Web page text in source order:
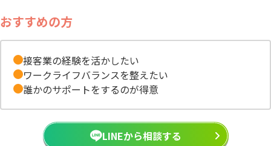
おすすめの方
接客業の経験を活かしたい
ワークライフバランスを整えたい
誰かのサポートをするのが得意
LINEから相談する